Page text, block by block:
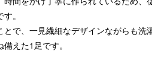
。
とで、一見繊細なデザインながらも洗
えた1足です。